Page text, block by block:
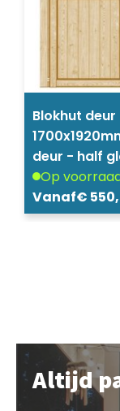
Blokhut deur
deur - half
Op
Vanaf€
Altijd